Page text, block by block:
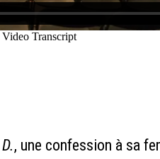
D., une confession à sa